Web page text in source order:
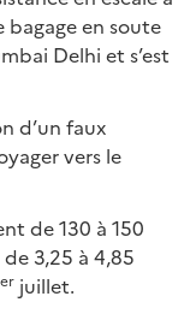
bagage en soute
Delhi et s’est
d’un faux
vers le
de 130 à 150
3,25 à 4,85
er juillet.